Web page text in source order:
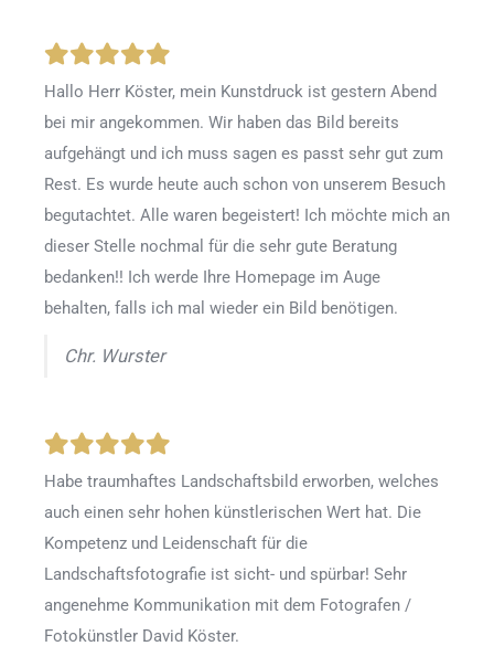
Hallo Herr Köster, mein Kunstdruck ist gestern Abend
bei mir angekommen. Wir haben das Bild bereits
aufgehängt und ich muss sagen es passt sehr gut zum
Rest. Es wurde heute auch schon von unserem Besuch
begutachtet. Alle waren begeistert! Ich möchte mich an
dieser Stelle nochmal für die sehr gute Beratung
bedanken!! Ich werde Ihre Homepage im Auge
behalten, falls ich mal wieder ein Bild benötigen.
Chr. Wurster
Habe traumhaftes Landschaftsbild erworben, welches
auch einen sehr hohen künstlerischen Wert hat. Die
Kompetenz und Leidenschaft für die
Landschaftsfotografie ist sicht- und spürbar! Sehr
angenehme Kommunikation mit dem Fotografen /
Fotokünstler David Köster.